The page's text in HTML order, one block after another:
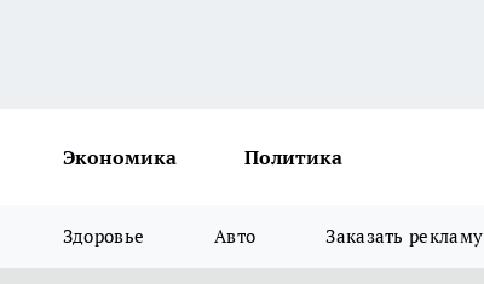
Экономика Политика
Здоровье Авто Заказать рекламу